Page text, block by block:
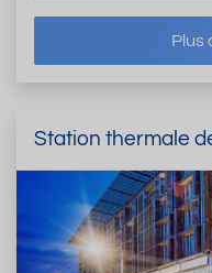
Plus
Station thermale